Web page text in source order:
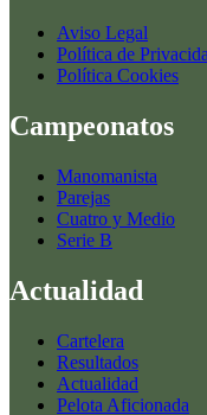
Aviso Legal
Política de
Política Cookies
Campeonatos
Manomanista
Parejas
Cuatro y Medio
Serie B
Actualidad
Cartelera
Resultados
Actualidad
Pelota Aficionada